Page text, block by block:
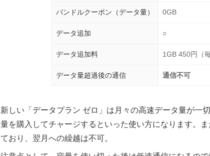
バンドルクーポン（データ量） 0GB
データ追加 ○
データ追加料 1GB 450円（
データ量超過後の通信 通信不可
新しい「データプラン ゼロ」は月々の高速データ量が一
量を購入してチャージするといった使い方になります。
ており、翌月への繰越は不可。